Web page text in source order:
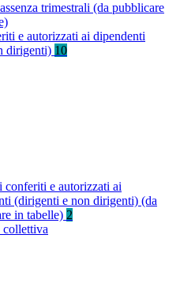
trimestrali (da pubblicare
e autorizzati ai dipendenti
dirigenti) 10
conferiti e autorizzati ai
(dirigenti e non dirigenti) (da
in tabelle) 2
collettiva